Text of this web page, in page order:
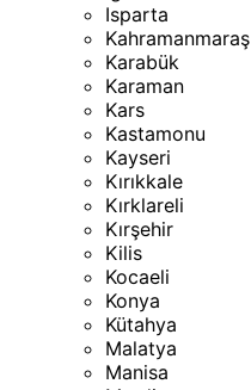
Isparta
Kahramanmaraş
Karabük
Karaman
Kars
Kastamonu
Kayseri
Kırıkkale
Kırklareli
Kırşehir
Kilis
Kocaeli
Konya
Kütahya
Malatya
Manisa